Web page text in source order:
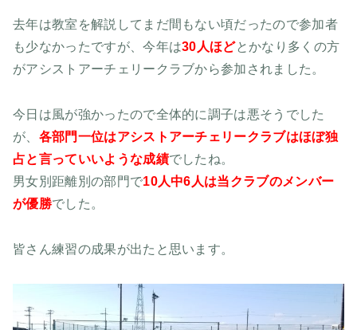
去年は教室を解説してまだ間もない頃だったので参加者
も少なかったですが、今年は30人ほどとかなり多くの方
がアシストアーチェリークラブから参加されました。
今日は風が強かったので全体的に調子は悪そうでした
が、 各部門一位はアシストアーチェリークラブはほぼ独
占と言っていいような成績でしたね。
男女別距離別の部門で10人中6人は当クラブのメンバー
が優勝でした。
皆さん練習の成果が出たと思います。